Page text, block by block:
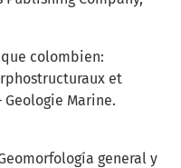
colombien:
et
Geologie Marine.
general y